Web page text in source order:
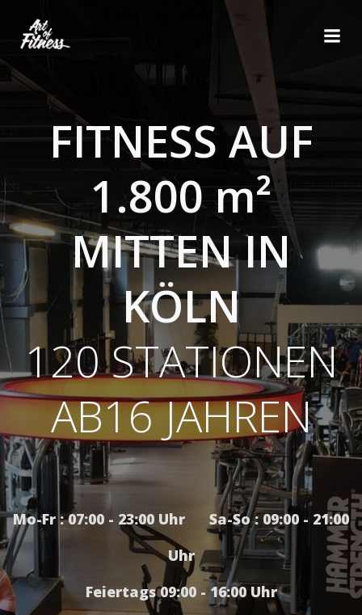
FITNESS AUF
1.800 m²
MITTEN IN
KÖLN
120 STATIONEN
AB16 JAHREN
Mo-Fr : 07:00 - 23:00 Uhr Sa-So : 09:00 - 21:00
Uhr
Feiertags 09:00 - 16:00 Uhr